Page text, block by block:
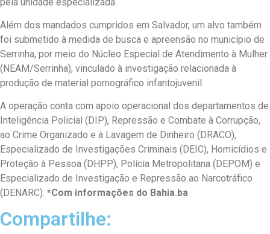
Além dos mandados cumpridos em Salvador, um alvo também
foi submetido à medida de busca e apreensão no município de
Serrinha, por meio do Núcleo Especial de Atendimento à Mulher
(NEAM/Serrinha), vinculado à investigação relacionada à
produção de material pornográfico infantojuvenil.
A operação conta com apoio operacional dos departamentos de
Inteligência Policial (DIP), Repressão e Combate à Corrupção,
ao Crime Organizado e à Lavagem de Dinheiro (DRACO),
Especializado de Investigações Criminais (DEIC), Homicídios e
Proteção à Pessoa (DHPP), Polícia Metropolitana (DEPOM) e
Especializado de Investigação e Repressão ao Narcotráfico
(DENARC). *Com informações do Bahia.ba
Compartilhe: